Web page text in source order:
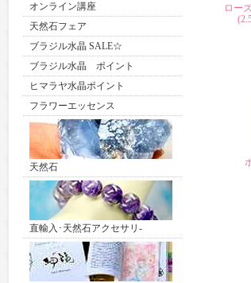
オンライン講座
天然石フェア
ブラジル水晶 SALE☆
ブラジル水晶 ポイント
ヒマラヤ水晶ポイント
フラワーエッセンス
天然石
直輸入･天然石アクセサリ-
ロー